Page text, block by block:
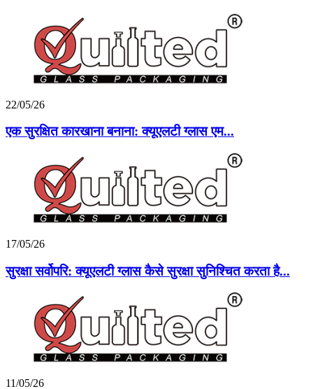
22/05/26
एक सुरक्षित कारखाना बनाना: क्यूएलटी ग्लास एम...
17/05/26
सुरक्षा सर्वोपरि: क्यूएलटी ग्लास कैसे सुरक्षा सुनिश्चित करता है...
11/05/26